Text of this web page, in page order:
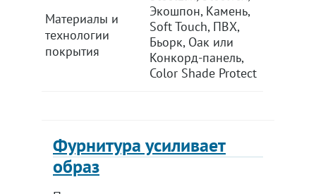
Материалы и
технологии
покрытия
Экошпон, Камень,
Soft Touch, ПВХ,
Бьорк, Оак или
Конкорд-панель,
Color Shade Protect
Фурнитура усиливает
образ